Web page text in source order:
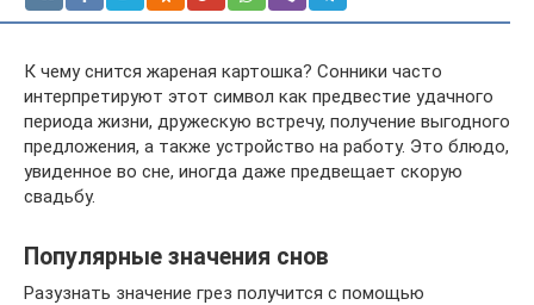
К чему снится жареная картошка? Сонники часто
интерпретируют этот символ как предвестие удачного
периода жизни, дружескую встречу, получение выгодного
предложения, а также устройство на работу. Это блюдо,
увиденное во сне, иногда даже предвещает скорую
свадьбу.
Популярные значения снов
Разузнать значение грез получится с помощью